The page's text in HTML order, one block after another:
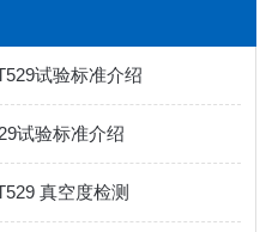
试验标准介绍
试验标准介绍
真空度检测